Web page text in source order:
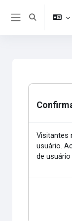
Ir para o conteúdo
Alternar
Visitantes
usuário.
de